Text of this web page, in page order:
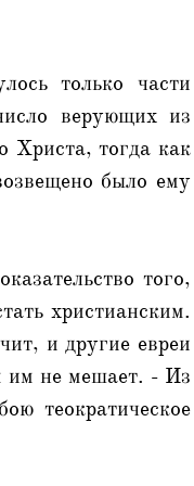
только части
верующих из
Христа, тогда как
было ему
того,
христианским.
и другие евреи
им не мешает. - Из
теократическое